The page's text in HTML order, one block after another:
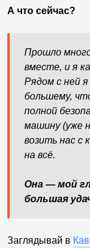
А что сейчас?
Прошло
вместе, и я
Рядом с ней
большему,
полной
машину (уже
возить нас с
на всё.
Она — мой
большая
Заглядывай в